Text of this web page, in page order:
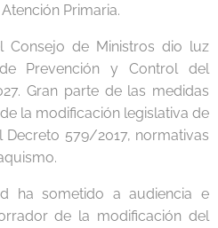
Primaria.
Consejo de Ministros dio luz
Prevención y Control del
Gran parte de las medidas
la modificación legislativa de
579/2017, normativas
ha sometido a audiencia e
de la modificación del